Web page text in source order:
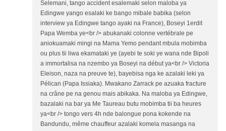
Selemani, tango accident esalemaki selon maloba ya
Edingwe yango esalaki ke bango mibale babika (selon
interview ya Edingwe tango ayaki na France), Boseyi 1erdit
Papa Wemba ye<br /> abukanaki colonne vertébrale pe
aniokuamaki mingi na Mama Yemo pendant mbula mobimba
ou plus tii liwa ekamataki ye (ayebi te soki ye wana nde Bipoli
a immortalisa na nzembo ya Boseyi na début ya<br /> Victoria
Eleison, naza na preuve te), bayebisa nga ke azalaki leki ya
Pélican (Papa Issiaka). Mwakano Zarrack pe azuaka fracture
na crâne pe na genou mais abikaka. Na maloba ya Edingwe,
bazalaki na bar ya Me Taureau butu mobimba tii ba heures
ya<br /> tongo vers 4h nde balongue pona kokende na
Bandundu, même chauffeur azalaki komela masanga na